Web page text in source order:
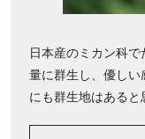
日本産のミカン科
量に群生し、優し
にも群生地はあると